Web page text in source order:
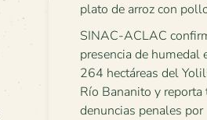
plato de arroz con
SINAC-ACLAC
presencia de humedal
264 hectáreas del
Río Bananito y reporta
denuncias penales por